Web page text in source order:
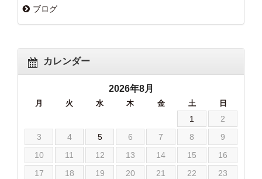
ブログ
カレンダー
2026年8月
月 火 水 木 金 土 日
1
2
3
4 5 6 7 8
9
10
11 12 13 14 15
16
17
18 19 20 21 22
23